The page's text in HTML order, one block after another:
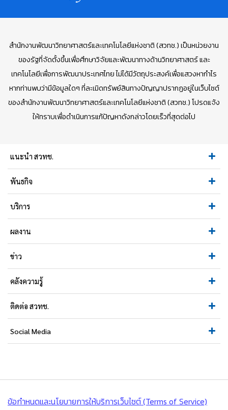
สำนักงานพัฒนาวิทยาศาสตร์และเทคโนโลยีแห่งชาติ (สวทช.) เป็นหน่วยงาน
ของรัฐที่จัดตั้งขึ้นเพื่อศึกษาวิจัยและพัฒนาทางด้านวิทยาศาสตร์ และ
เทคโนโลยีเพื่อการพัฒนาประเทศไทย ไม่ได้มีวัตถุประสงค์เพื่อแสวงหากำไร
หากท่านพบว่ามีข้อมูลใดๆ ที่ละเมิดทรัพย์สินทางปัญญาปรากฏอยู่ในเว็บไซต์
ของสำนักงานพัฒนาวิทยาศาสตร์และเทคโนโลยีแห่งชาติ (สวทช.) โปรดแจ้ง
ให้ทราบเพื่อดำเนินการแก้ปัญหาดังกล่าวโดยเร็วที่สุดต่อไป
แนะนำ สวทช.
พันธกิจ
บริการ
ผลงาน
ข่าว
คลังความรู้
ติดต่อ สวทช.
Social Media
ข้อกำหนดและนโยบายการให้บริการเว็บไซต์ (Terms of Service)